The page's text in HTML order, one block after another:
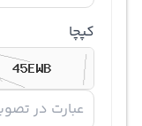
کپچا